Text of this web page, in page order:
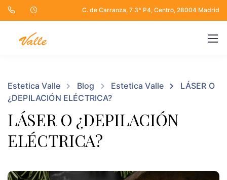
C. de Carranza, 7 3ª P4, Centro, 28004 Madrid
Estetica Valle Blog Estetica Valle
LÁSER O
¿DEPILACIÓN ELÉCTRICA?
LÁSER O ¿DEPILACIÓN
ELÉCTRICA?